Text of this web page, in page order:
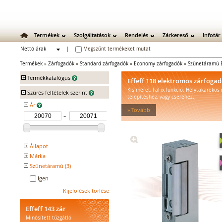
Termékek Szolgáltatások Rendelés Zárkereső Infotár
Nettó árak
Megszűnt termékeket mutat
Termékek » Zárfogadók » Standard zárfogadók » Economy zárfogadók » Szünetáramú
+ Termékkatalógus
Mechanikus zárak
Mechanikus bevéső zárak
Zárbetétek
Lakatok
Kiegészítő zárak
Zárpajzsok
Mechanikus kiegészítők
Elektromos zárak
Elektromos bevéső zárak
Standard zárfogadók
Vízálló zárfogadók
Füstgátló zárfogadók
- Szűrés feltételek szerint
- Ár
+ Állapot
Kifutó
+ Márka
EFFEFF
- Szünetáramú (3)
Igen
Kijelölések törlése
Effeff 143 zár
Minősített tűzgátló
Effeff 118 elektromos
Kis méret, FaFix funkció. Helytakarékos
telepítéshez, vagy cseréhez.
» Tovább